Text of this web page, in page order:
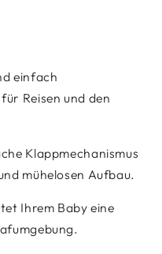
einfach
Reisen und den
Klappmechanismus
mühelosen Aufbau.
Ihrem Baby eine